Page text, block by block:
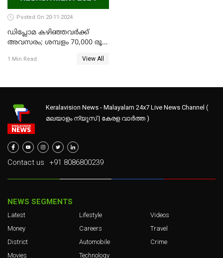
Posted On 20-11-2024
ഡിപ്ലോമ കഴിഞ്ഞവർക്ക്
അവസരം; ശമ്പളം 70,000 രൂപ
1 Min Read View All
Keralavision News - Malayalam 24x7 Live News Channel (
മലയാളം ന്യൂസ് | കേരള വാർത്ത )
Contact us +91 8086800239
NEWS SEGMENTS
Latest
Money
District
Movies
Lifestyle
Careers
Automobile
Technology
Videos
Travel
Crime